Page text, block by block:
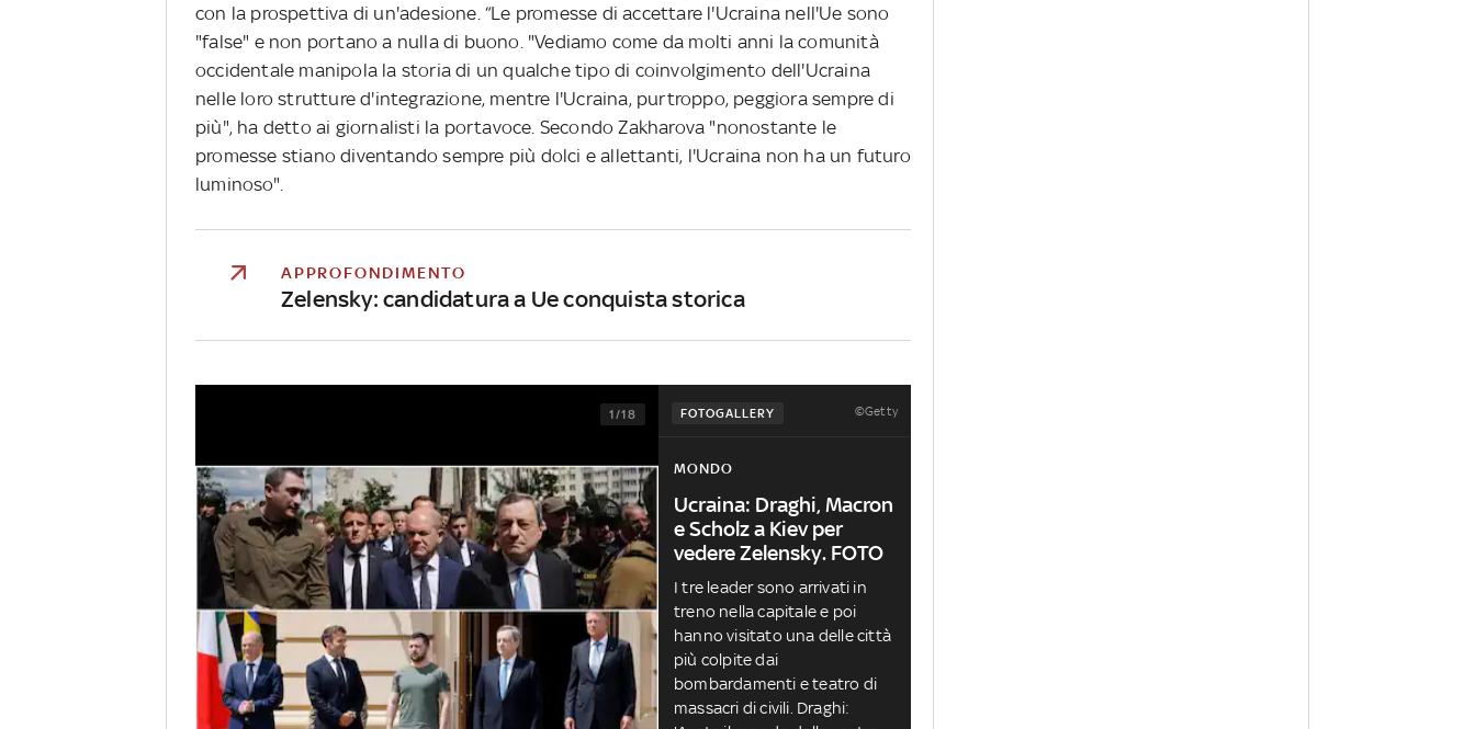
con la prospettiva di un'adesione. “Le promesse di accettare l'Ucraina nell'Ue sono
"false" e non portano a nulla di buono. "Vediamo come da molti anni la comunità
occidentale manipola la storia di un qualche tipo di coinvolgimento dell'Ucraina
nelle loro strutture d'integrazione, mentre l'Ucraina, purtroppo, peggiora sempre di
più", ha detto ai giornalisti la portavoce. Secondo Zakharova "nonostante le
promesse stiano diventando sempre più dolci e allettanti, l'Ucraina non ha un futuro
luminoso".
APPROFONDIMENTO
Zelensky: candidatura a Ue conquista storica
FOTOGALLERY ©Getty
1/18
MONDO
Ucraina: Draghi, Macron
e Scholz a Kiev per
vedere Zelensky. FOTO
I tre leader sono arrivati in
treno nella capitale e poi
hanno visitato una delle città
più colpite dai
bombardamenti e teatro di
massacri di civili. Draghi: